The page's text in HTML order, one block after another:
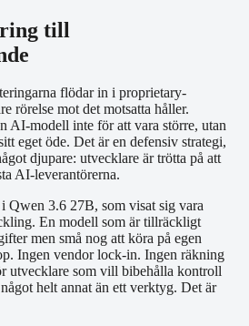
till
flödar in i proprietary-
rörelse mot det motsatta håller.
AI-modell inte för att vara större, utan
eget öde. Det är en defensiv strategi,
djupare: utvecklare är trötta på att
AI-leverantörerna.
Qwen 3.6 27B, som visat sig vara
En modell som är tillräckligt
men små nog att köra på egen
Ingen vendor lock-in. Ingen räkning
utvecklare som vill bibehålla kontroll
helt annat än ett verktyg. Det är